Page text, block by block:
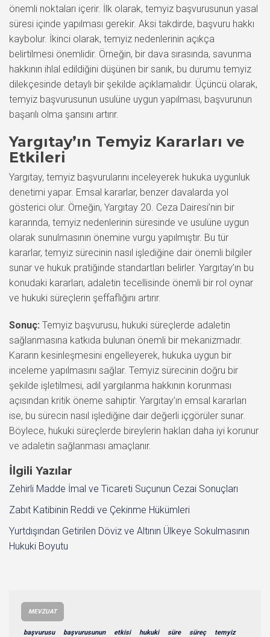
önemli noktaları içerir. İlk olarak, temyiz başvurusunun yasal
süresi içinde yapılması gerekir. Aksi takdirde, başvuru hakkı
kaybolur. İkinci olarak, temyiz nedenlerinin açıkça
belirtilmesi önemlidir. Örneğin, bir dava sırasında, savunma
hakkının ihlal edildiğini düşünen bir sanık, bu durumu temyiz
dilekçesinde detaylı bir şekilde açıklamalıdır. Üçüncü olarak,
temyiz başvurusunun usulüne uygun yapılması, başvurunun
başarılı olma şansını artırır.
Yargıtay’ın Temyiz Kararları ve
Etkileri
Yargıtay, temyiz başvurularını inceleyerek hukuka uygunluk
denetimi yapar. Emsal kararlar, benzer davalarda yol
gösterici olur. Örneğin, Yargıtay 20. Ceza Dairesi’nin bir
kararında, temyiz nedenlerinin süresinde ve usulüne uygun
olarak sunulmasının önemine vurgu yapılmıştır. Bu tür
kararlar, temyiz sürecinin nasıl işlediğine dair önemli bilgiler
sunar ve hukuk pratiğinde standartları belirler. Yargıtay’ın bu
konudaki kararları, adaletin tecellisinde önemli bir rol oynar
ve hukuki süreçlerin şeffaflığını artırır.
Sonuç: Temyiz başvurusu, hukuki süreçlerde adaletin
sağlanmasına katkıda bulunan önemli bir mekanizmadır.
Kararın kesinleşmesini engelleyerek, hukuka uygun bir
inceleme yapılmasını sağlar. Temyiz sürecinin doğru bir
şekilde işletilmesi, adil yargılanma hakkının korunması
açısından kritik öneme sahiptir. Yargıtay’ın emsal kararları
ise, bu sürecin nasıl işlediğine dair değerli içgörüler sunar.
Böylece, hukuki süreçlerde bireylerin hakları daha iyi korunur
ve adaletin sağlanması amaçlanır.
İlgili Yazılar
Zehirli Madde İmal ve Ticareti Suçunun Cezai Sonuçları
Zabıt Katibinin Reddi ve Çekinme Hükümleri
Yurtdışından Getirilen Döviz ve Altının Ülkeye Sokulmasının
Hukuki Boyutu
MEVZUAT
başvurusu başvurusunun etkisi hukuki süre süreç temyiz